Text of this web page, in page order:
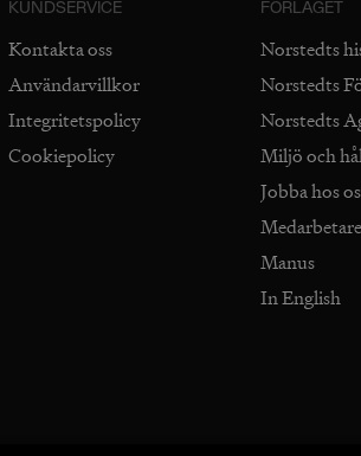
KUNDSERVICE
Kontakta oss
Användarvillkor
Integritetspolicy
Cookiepolicy
FÖRLAGET
Norstedts
Norstedts
Norstedts
Miljö och
Jobba hos
Medarbetare
Manus
In English